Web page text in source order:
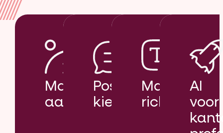
Marktpositie
aanscherpen
Positie
kiezen
Marketing
richten
AI
voor